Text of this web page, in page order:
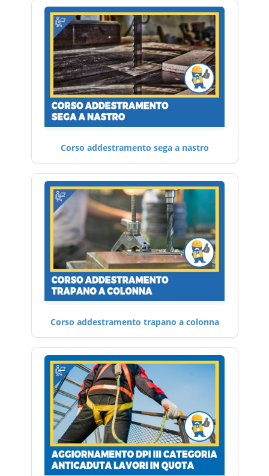
Corso addestramento sega a nastro
Corso addestramento trapano a colonna